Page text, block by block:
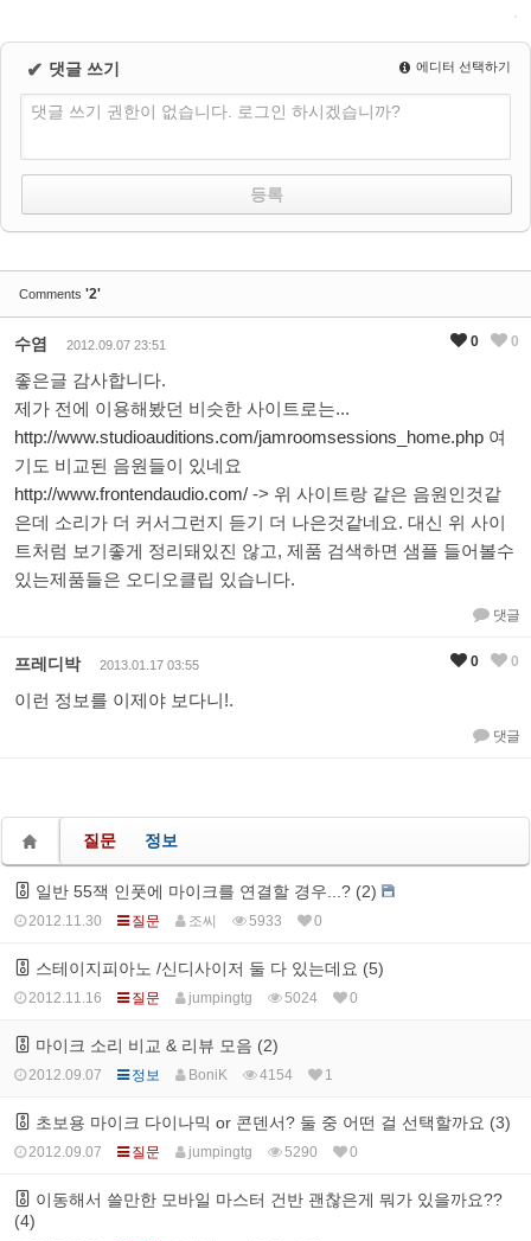
✔ 댓글 쓰기 에디터 선택하기
댓글 쓰기 권한이 없습니다. 로그인 하시겠습니까?
Comments '2'
수염 2012.09.07 23:51
좋은글 감사합니다.
제가 전에 이용해봤던 비슷한 사이트로는...
http://www.studioauditions.com/jamroomsessions_home.php 여
기도 비교된 음원들이 있네요
http://www.frontendaudio.com/ -> 위 사이트랑 같은 음원인것같
은데 소리가 더 커서그런지 듣기 더 나은것같네요. 대신 위 사이
트처럼 보기좋게 정리돼있진 않고, 제품 검색하면 샘플 들어볼수
있는제품들은 오디오클립 있습니다.
댓글
0 0
프레디박 2013.01.17 03:55
이런 정보를 이제야 보다니!.
댓글
0 0
질문 정보
일반 55잭 인풋에 마이크를 연결할 경우...? (2)
2012.11.30 질문 조씨 5933 0
스테이지피아노 /신디사이저 둘 다 있는데요 (5)
2012.11.16 질문 jumpingtg 5024 0
마이크 소리 비교 & 리뷰 모음 (2)
2012.09.07 정보 BoniK 4154 1
초보용 마이크 다이나믹 or 콘덴서? 둘 중 어떤 걸 선택할까요 (3)
2012.09.07 질문 jumpingtg 5290 0
이동해서 쓸만한 모바일 마스터 건반 괜찮은게 뭐가 있을까요??
(4)